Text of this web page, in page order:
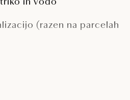
in vodo
(razen na parcelah
kamp hiške > 5,5 m